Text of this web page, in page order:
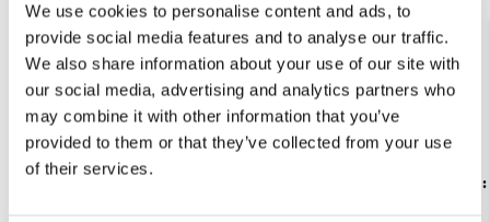
We use cookies to personalise content and ads, to
provide social media features and to analyse our traffic.
We also share information about your use of our site with
our social media, advertising and analytics partners who
may combine it with other information that you’ve
provided to them or that they’ve collected from your use
of their services.